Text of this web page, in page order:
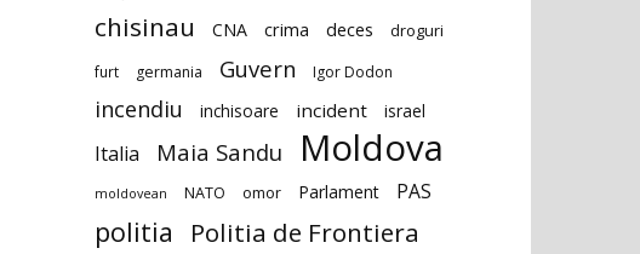
chisinau CNA crima deces droguri
furt germania Guvern Igor Dodon
incendiu inchisoare incident israel
Italia Maia Sandu Moldova
moldovean NATO omor Parlament PAS
politia Politia de Frontiera